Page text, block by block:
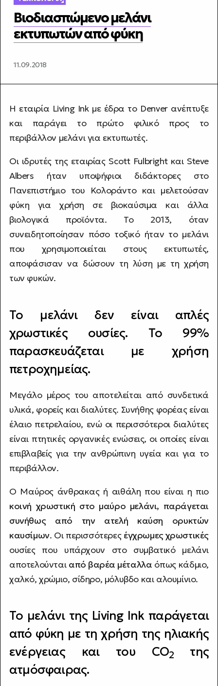
Βιοδιασπώμενο μελάνι
εκτυπωτών από φύκη
11.09.2018
Η εταιρία Living Ink με έδρα το Denver ανέπτυξε
και παράγει το πρώτο φιλικό προς το
περιβάλλον μελάνι για εκτυπωτές.
Οι ιδρυτές της εταιρίας Scott Fulbright και Steve
Albers ήταν υποψήφιοι διδάκτορες στο
Πανεπιστήμιο του Κολοράντο και μελετούσαν
φύκη για χρήση σε βιοκαύσιμα και άλλα
βιολογικά προϊόντα. Το 2013, όταν
συνειδητοποίησαν πόσο τοξικό ήταν το μελάνι
που χρησιμοποιείται στους εκτυπωτές,
αποφάσισαν να δώσουν τη λύση με τη χρήση
των φυκών.
Το μελάνι δεν είναι απλές
χρωστικές ουσίες. Το 99%
παρασκευάζεται με χρήση
πετροχημείας.
Μεγάλο μέρος του αποτελείται από συνδετικά
υλικά, φορείς και διαλύτες. Συνήθης φορέας είναι
έλαιο πετρελαίου, ενώ οι περισσότεροι διαλύτες
είναι πτητικές οργανικές ενώσεις, οι οποίες είναι
επιβλαβείς για την ανθρώπινη υγεία και για το
περιβάλλον.
Ο Μαύρος άνθρακας ή αιθάλη που είναι η πιο
κοινή χρωστική στο μαύρο μελάνι, παράγεται
συνήθως από την ατελή καύση ορυκτών
καυσίμων. Οι περισσότερες έγχρωμες χρωστικές
ουσίες που υπάρχουν στο συμβατικό μελάνι
αποτελούνται από βαρέα μέταλλα όπως κάδμιο,
χαλκό, χρώμιο, σίδηρο, μόλυβδο και αλουμίνιο.
Το μελάνι της Living Ink παράγεται
από φύκη με τη χρήση της ηλιακής
ενέργειας και του CO2 της
ατμόσφαιρας.